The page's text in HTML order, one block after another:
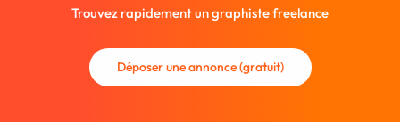
Trouvez rapidement un graphiste freelance
Déposer une annonce (gratuit)